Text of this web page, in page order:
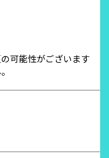
可能性がございます